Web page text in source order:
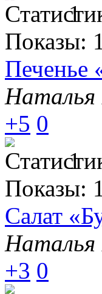
1
Показы: 1
Печенье
Наталья
+5 0
1
Показы: 1
Салат
Наталья
+3 0